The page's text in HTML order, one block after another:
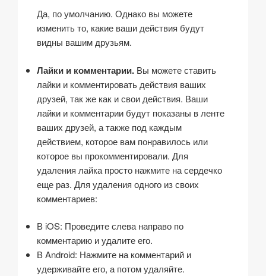
Да, по умолчанию. Однако вы можете
изменить то, какие ваши действия будут
видны вашим друзьям.
Лайки и комментарии. Вы можете ставить
лайки и комментировать действия ваших
друзей, так же как и свои действия. Ваши
лайки и комментарии будут показаны в ленте
ваших друзей, а также под каждым
действием, которое вам понравилось или
которое вы прокомментировали. Для
удаления лайка просто нажмите на сердечко
еще раз. Для удаления одного из своих
комментариев:
В iOS: Проведите слева направо по
комментарию и удалите его.
В Android: Нажмите на комментарий и
удерживайте его, а потом удаляйте.